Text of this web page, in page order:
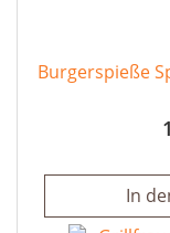
Burgerspieße
In